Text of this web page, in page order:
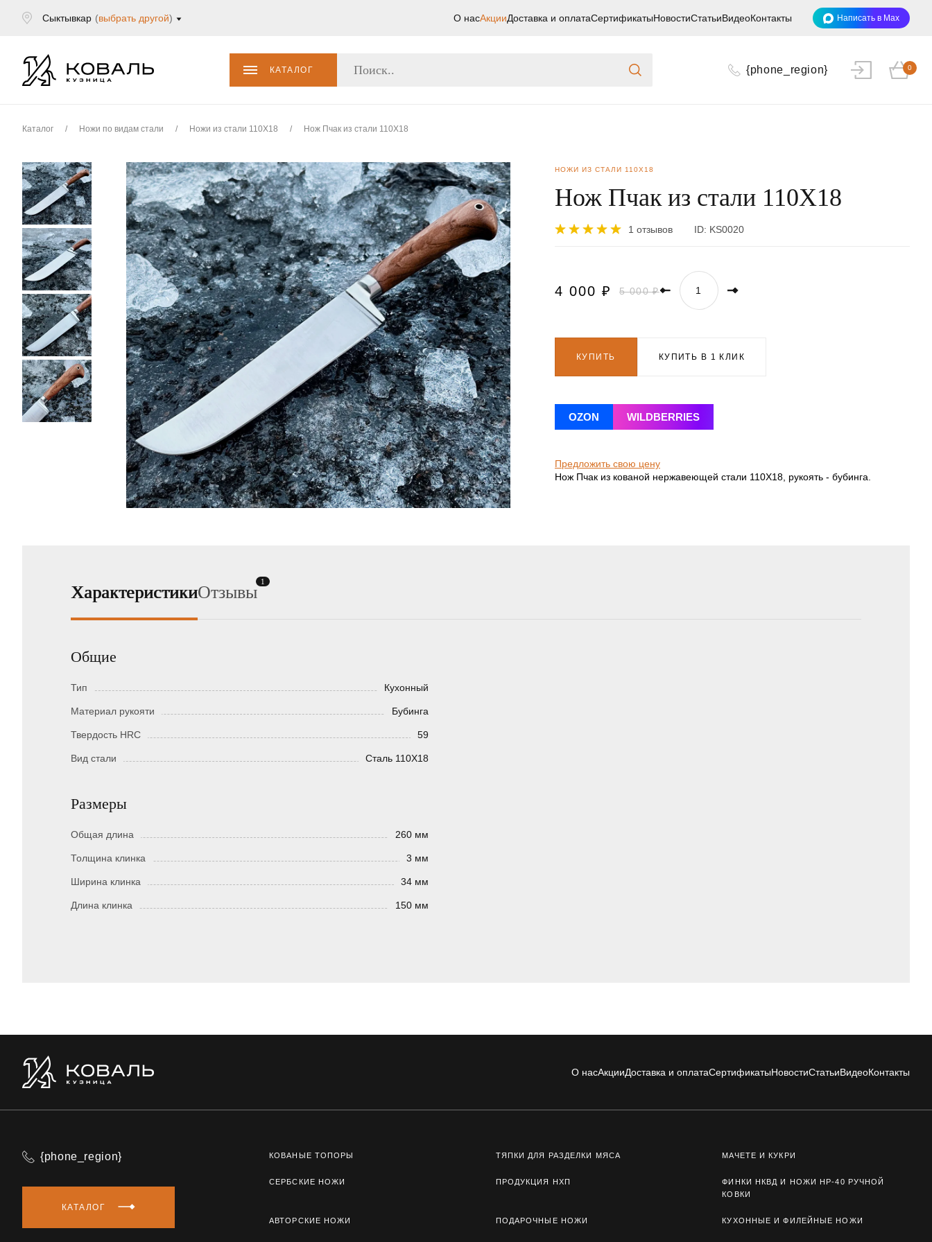
Сыктывкар (выбрать другой) О насАкцииДоставка и оплатаСертификатыНовостиСтатьиВидеоКонтакты Написать в Max
КАТАЛОГ {phone_region} 0
Каталог / Ножи по видам стали / Ножи из стали 110Х18 / Нож Пчак из стали 110Х18
НОЖИ ИЗ СТАЛИ 110Х18
Нож Пчак из стали 110Х18
1 отзывов ID: KS0020
4 000 ₽ 5 000 ₽
КУПИТЬ КУПИТЬ В 1 КЛИК
OZON WILDBERRIES
Предложить свою цену
Нож Пчак из кованой нержавеющей стали 110Х18, рукоять - бубинга.
ХарактеристикиОтзывы
1
Общие
Тип Кухонный
Материал рукояти Бубинга
Твердость HRC 59
Вид стали Сталь 110Х18
Размеры
Общая длина 260 мм
Толщина клинка 3 мм
Ширина клинка 34 мм
Длина клинка 150 мм
О насАкцииДоставка и оплатаСертификатыНовостиСтатьиВидеоКонтакты
{phone_region}
КАТАЛОГ
КОВАНЫЕ ТОПОРЫ ТЯПКИ ДЛЯ РАЗДЕЛКИ МЯСА МАЧЕТЕ И КУКРИ
СЕРБСКИЕ НОЖИ ПРОДУКЦИЯ НХП
ФИНКИ НКВД И НОЖИ НР-40 РУЧНОЙ
КОВКИ
АВТОРСКИЕ НОЖИ ПОДАРОЧНЫЕ НОЖИ КУХОННЫЕ И ФИЛЕЙНЫЕ НОЖИ